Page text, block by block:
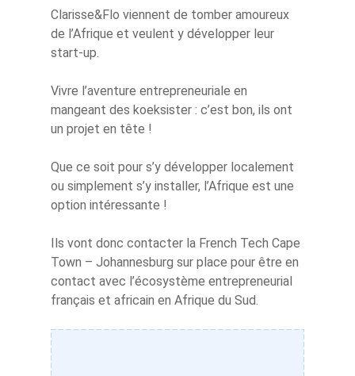
Clarisse&Flo viennent de tomber amoureux
de l’Afrique et veulent y développer leur
start-up.
Vivre l’aventure entrepreneuriale en
mangeant des koeksister : c’est bon, ils ont
un projet en tête !
Que ce soit pour s’y développer localement
ou simplement s’y installer, l’Afrique est une
option intéressante !
Ils vont donc contacter la French Tech Cape
Town – Johannesburg sur place pour être en
contact avec l’écosystème entrepreneurial
français et africain en Afrique du Sud.